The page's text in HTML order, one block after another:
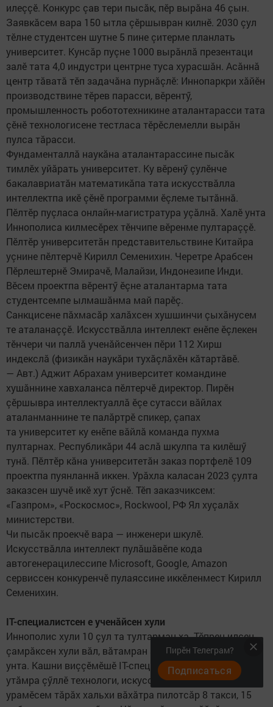
илеççӗ. Конкурс çав тери пысăк, пӗр вырăна 46 çын.
Заявкăсем вара 150 ытла çӗршывран килнӗ. 2030 çул
тӗлне студентсен шутне 5 пине çитерме планлать
университет. Кунсăр пуçне 1000 вырăнлă презентаци
залӗ тата 4,0 индустри центрне туса хурасшăн. Асăннă
центр тăватă тӗп задачăна пурнăçлӗ: Иннопаркри хăйӗн
производствине тӗрев парасси, вӗрентӳ,
промышленность робототехникине аталантарасси тата
çӗнӗ технологисене тестласа тӗрӗслемелли вырăн
пулса тăрасси.
Фундаменталлă наукăна аталантарассине пысăк
тимлӗх уйăрать университет. Ку вӗренӳ çулӗнче
бакалавриатăн математикăпа тата искусствăлла
интеллектпа икӗ çӗнӗ программи ӗçлеме тытăннă.
Пӗлтӗр пуçласа онлайн-магистратура уçăлнă. Халӗ унта
Иннополиса килмесӗрех тӗнчипе вӗренме пултараççӗ.
Пӗлтӗр университетăн представительствине Китайра
уçнине пӗлтерчӗ Кирилл Семенихин. Черетре Арабсен
Пӗрлештернӗ Эмирачӗ, Малайзи, Индонезипе Инди.
Вӗсем проектпа вӗрентӳ ӗçне аталантарма тата
студентсемпе ылмашăнма май парӗç.
Санкцисене пăхмасăр халăхсен хушшинчи çыхăнусем
те аталанаççӗ. Искусствăлла интеллект енӗпе ӗçлекен
тӗнчери чи паллă ученăйсенчен пӗри 112 Хирш
индекслă (физикăн наукăри тухăçлăхӗн кăтартăвӗ.
— Авт.) Аджит Абрахам университет командине
хушăннине хавхаланса пӗлтерчӗ директор. Пирӗн
çӗршывра интеллектуаллă ӗçе сутасси вăйлах
аталанманнине те палăртрӗ спикер, çапах
та университет ку енӗпе вăйлă команда пухма
пултарнах. Республикăри 44 аслă шкулпа та килӗшӳ
тунă. Пӗлтӗр кăна университетăн заказ портфелӗ 109
проектпа пуянланнă иккен. Урăхла каласан 2023 çулта
заказсен шучӗ икӗ хут ӳснӗ. Тӗп заказчиксем:
«Газпром», «Роскосмос», RockwooI, РФ Ял хуçалăх
министерстви.
Чи пысăк проекчӗ вара — инженери шкулӗ.
Искусствăлла интеллект пулăшăвӗпе кода
автогенерацилессипе Microsoft, GoogIe, Amazon
сервиссен конкуренчӗ пулаяссине иккӗленмест Кирилл
Семенихин.
IT-специалистсен е ученăйсен хули
Иннополис хули 10 çул та тултарман-ха. Тӗпрен илсен,
çамрăксен хули вăл, вăтамран 31 çултисем пурăнаççӗ
унта. Кашни виççӗмӗшӗ IT-специалист е ученăй. Кашни
утăмра çӳллӗ технологи, искусствăлла интеллект. Хула
урамӗсем тăрăх хальхи вăхăтра пилотсăр 8 такси, 15
Пирӗн Телеграм?
Подписаться